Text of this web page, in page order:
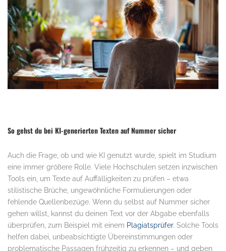
So gehst du bei KI-generierten Texten auf Nummer sicher
Auch die Frage, ob und wie KI genutzt wurde, spielt im Studium
eine immer größere Rolle. Viele Hochschulen setzen inzwischen
Tools ein, um Texte auf Auffälligkeiten zu prüfen – etwa
stilistische Brüche, ungewöhnliche Formulierungen oder
fehlende Quellenbezüge. Wenn du selbst auf Nummer sicher
gehen willst, kannst du deinen Text vor der Abgabe ebenfalls
überprüfen, zum Beispiel mit einem Plagiatsprüfer. Solche Tools
helfen dabei, unbeabsichtigte Übereinstimmungen oder
problematische Passagen frühzeitig zu erkennen – und geben